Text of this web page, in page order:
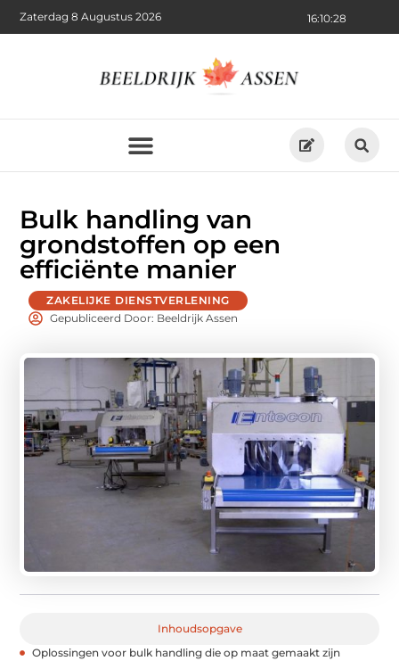
16:10:29
Zaterdag 8 Augustus 2026
Bulk handling van
grondstoffen op een
efficiënte manier
ZAKELIJKE DIENSTVERLENING
Gepubliceerd Door: Beeldrijk Assen
Inhoudsopgave
Oplossingen voor bulk handling die op maat gemaakt zijn